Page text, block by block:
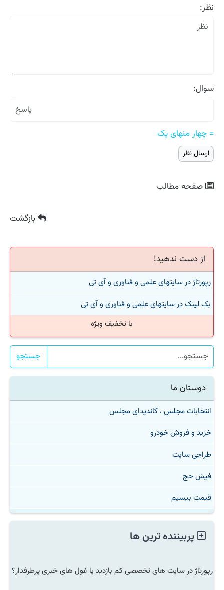
نظر:
سوال:
= چهار منهای یک
صفحه مطالب
بازگشت
از دست ندهید!
رپورتاژ در سایتهای علمی و فناوری و آی تی
بک لینک در سایتهای علمی و فناوری و آی تی
با تخفیف ویژه
جستجو
دوستان ما
انتخابات مجلس ، کاندیدای مجلس
خرید و فروش خودرو
طراحی سایت
فیش حج
قیمت بیسیم
پربیننده ترین ها
رپورتاژ در سایت های تخصصی کم بازدید یا غول های خبری پرطرفدار؟